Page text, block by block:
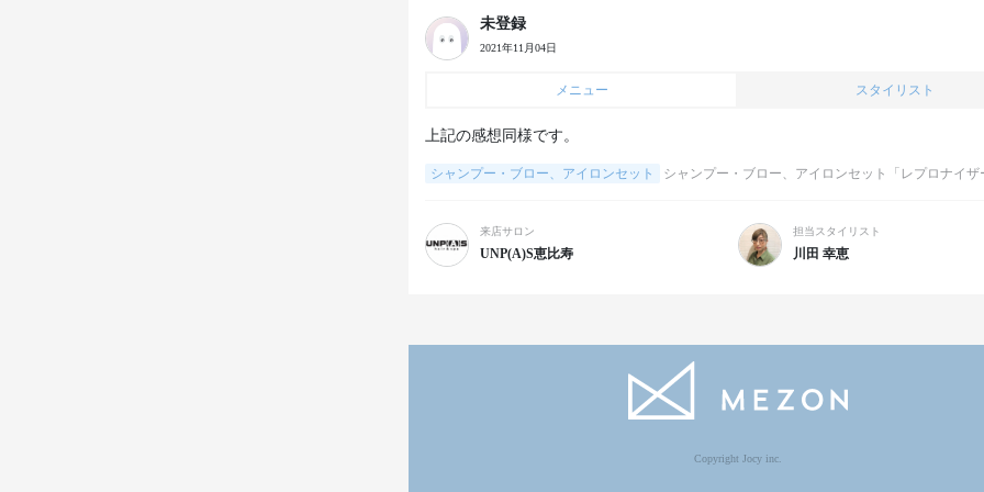
未登録
2021年11月04日
メニュー スタイリスト
上記の感想同様です。
シャンプー・ブロー、アイロンセット シャンプー・ブロー、アイロンセット「レプロナイザ
来店サロン
UNP(A)S恵比寿
担当スタイリスト
川田 幸恵
Copyright Jocy inc.